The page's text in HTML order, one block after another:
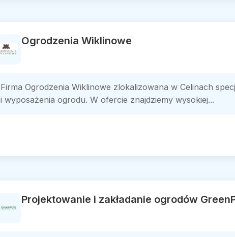
Ogrodzenia Wiklinowe
Firma Ogrodzenia Wiklinowe zlokalizowana w Celinach
i wyposażenia ogrodu. W ofercie znajdziemy wysokiej...
Projektowanie i zakładanie ogrodów